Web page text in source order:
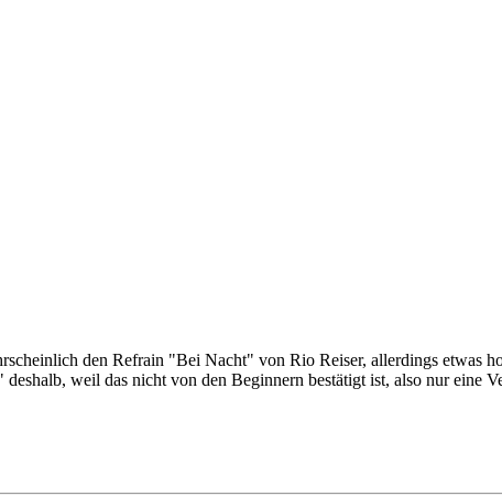
den Refrain "Bei Nacht" von Rio Reiser, allerdings etwas
weil das nicht von den Beginnern bestätigt ist, also nur eine